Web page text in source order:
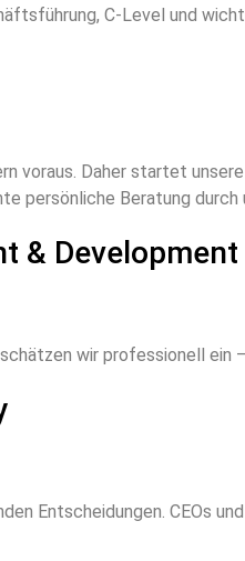
C-Level und
voraus. Daher startet
persönliche Beratung durch
& Development
wir professionell
Entscheidungen. CEOs